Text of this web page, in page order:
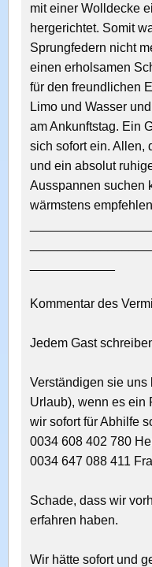
mit einer Wolldecke
hergerichtet. Somit
Sprungfedern nicht
einen erholsamen
für den freundlichen
Limo und Wasser
am Ankunftstag. Ein
sich sofort ein. Allen,
und ein absolut
Ausspannen suchen
wärmstens
Kommentar des
Jedem Gast
Verständigen sie uns
Urlaub), wenn es ein
wir sofort für Abhilfe
0034 608 402 780
0034 647 088 411
Schade, dass wir
erfahren haben.
Wir hätte sofort und